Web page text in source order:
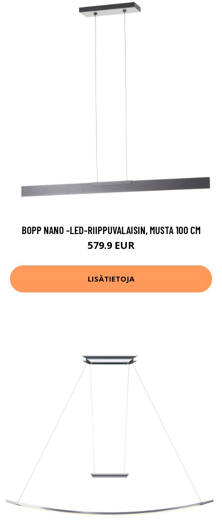
BOPP NANO -LED-RIIPPUVALAISIN, MUSTA 100 CM
579.9 EUR
LISÄTIETOJA